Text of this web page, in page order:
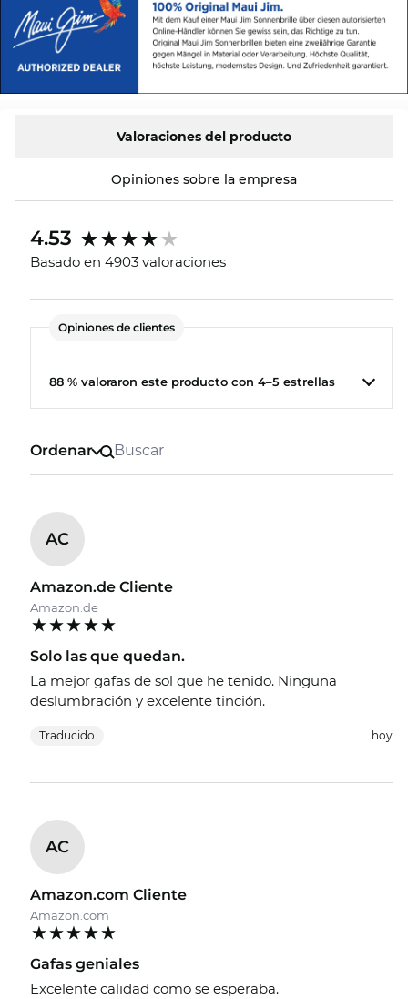
Valoraciones del producto
Opiniones sobre la empresa
4.53
Basado en 4903 valoraciones
Opiniones de clientes
88 % valoraron este producto con 4–5 estrellas
Ordenar
AC
Amazon.de Cliente
Amazon.de
Solo las que quedan.
La mejor gafas de sol que he tenido. Ninguna
deslumbración y excelente tinción.
Traducido hoy
AC
Amazon.com Cliente
Amazon.com
Gafas geniales
Excelente calidad como se esperaba.